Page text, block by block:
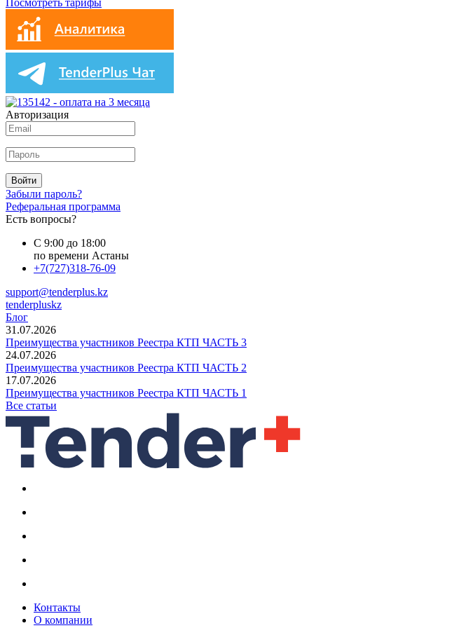
Авторизация
Войти
Забыли пароль?
Реферальная программа
Есть вопросы?
С 9:00 до 18:00
по времени Астаны
+7(727)318-76-09
support@tenderplus.kz
tenderpluskz
Блог
31.07.2026
Преимущества участников Реестра КТП ЧАСТЬ 3
24.07.2026
Преимущества участников Реестра КТП ЧАСТЬ 2
17.07.2026
Преимущества участников Реестра КТП ЧАСТЬ 1
Все статьи
Контакты
О компании